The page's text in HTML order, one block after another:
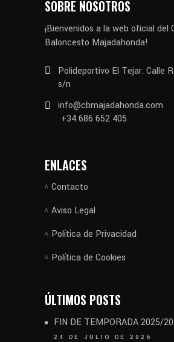
SOBRE NOSOTROS
¡Bienvenidos a la web oficial del
Baloncesto Majadahonda!
Polideportivo El Tejar. Calle
s/n
info@cbmajadahonda.com
+34 686 652 405
ENLACES
Contacto
Aviso Legal
Política de Privacidad
Política de Cookies
ÚLTIMOS POSTS
FIN DE TEMPORADA 2025/
24 DE JULIO DE 2026